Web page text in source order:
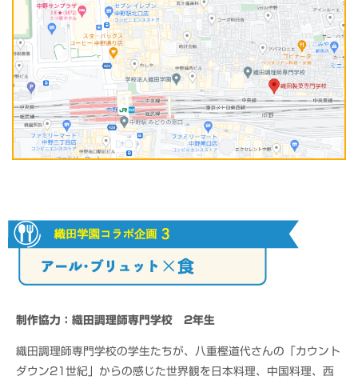
制作協力：織田調理師専門学校 2年生
織田調理師専門学校の学生たちが、八重樫道代さんの「カウント
ダウン21世紀」からの感じた世界観を日本料理、中国料理、西